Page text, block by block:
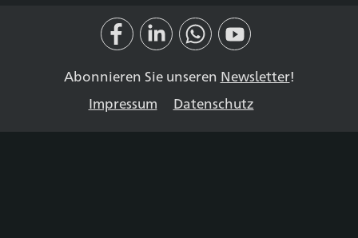
Abonnieren Sie unseren Newsletter!
Impressum
Datenschutz